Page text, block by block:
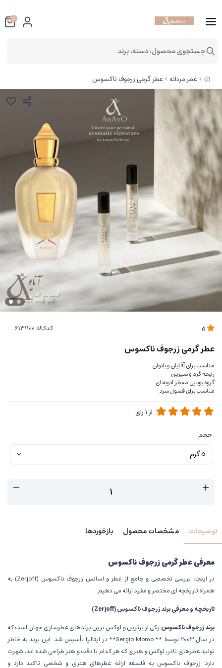
عطر مردانه عطر گرمی زرجوف ناکسوس
کدکالا:
عطر گرمی زرجوف ناکسوس
مناسب برای آقایان و بانوان
رایحه گرم و شیرین
گروه بویایی معطر ادویه ای
مناسب برای فصول سرد
از 1رای
حجم
توضیحات مشخصات محصول بازخوردها
معرفی عطر گرمی زرجوف ناکسوس
در اینجا، بررسی تخصصی و جامع از عطر و اسانس زرجوف ناکسوس (Zerjoff) به
همراه تاریخچه ای مختصر و مفید ارائه می دهیم.
تاریخچه و معرفی برند زرجوف ناکسوس(Zerjoff)
برند زرجوف ناکسوس یکی از برترین و لوکس ترین برندهای عطرسازی جهان است که
در سال 2003 توسط ** Sergio Momo** در ایتالیا تأسیس شد. این برند به خاطر
تولید عطرهای نادر، لوکس و هنری که هر کدام با دقت و هنر طراحی شده اند، شهرت
دارد. زرجوف ناکسوس به فلسفه ارائه عطرهای هنری و شخصی تاکید دارد و
0
جستجوی محصول، دسته، برند...